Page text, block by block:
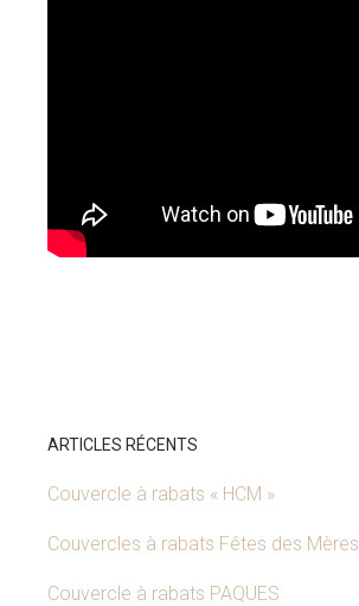
ARTICLES RÉCENTS
Couvercle à rabats « HCM »
Couvercles à rabats Fêtes des Mères
Couvercle à rabats PAQUES